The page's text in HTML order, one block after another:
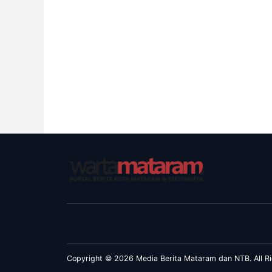
Copyright © 2026 Media Berita Mataram dan NTB. All